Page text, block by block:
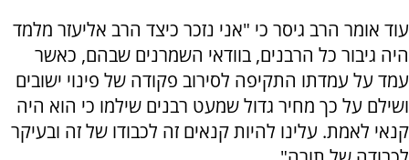
עוד אומר הרב גיסר כי "אני נזכר כיצד הרב אליעזר מלמד
היה גיבור כל הרבנים, בוודאי השמרנים שבהם, כאשר
עמד על עמדתו התקיפה לסירוב פקודה של פינוי ישובים
ושילם על כך מחיר גדול שמעט רבנים שילמו כי הוא היה
קנאי לאמת. עלינו להיות קנאים זה לכבודו של זה ובעיקר